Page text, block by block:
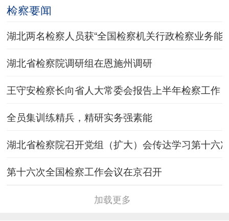
开刑事检察工作指导小组会议
检察要闻
湖北两名检察人员获“全国检察机关行政检察业务能
湖北省检察院调研组在恩施州调研
王守安检察长向省人大常委会报告上半年检察工作
全员集训练精兵，精研实务强素能
湖北省检察院召开党组（扩大）会传达学习第十六
第十六次全国检察工作会议在京召开
加载更多